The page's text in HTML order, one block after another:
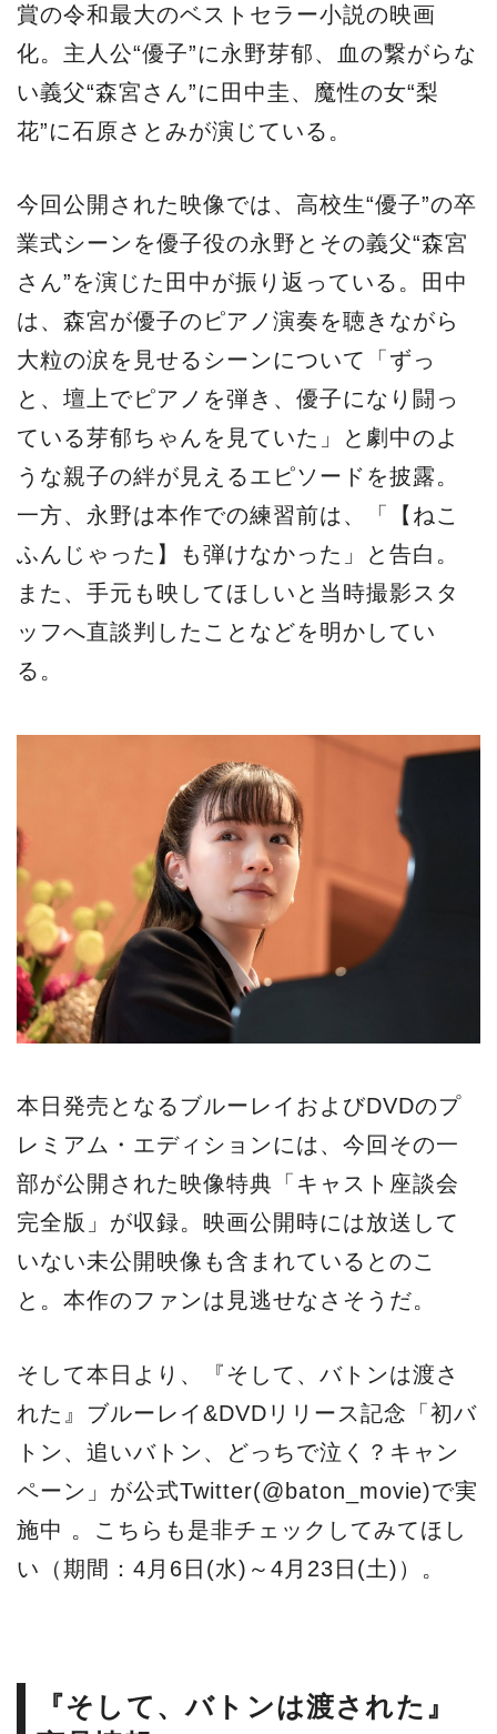
賞の令和最大のベストセラー小説の映画
化。主人公“優子”に永野芽郁、血の繋がらな
い義父“森宮さん”に田中圭、魔性の女“梨
花”に石原さとみが演じている。
今回公開された映像では、高校生“優子”の卒
業式シーンを優子役の永野とその義父“森宮
さん”を演じた田中が振り返っている。田中
は、森宮が優子のピアノ演奏を聴きながら
大粒の涙を見せるシーンについて「ずっ
と、壇上でピアノを弾き、優子になり闘っ
ている芽郁ちゃんを見ていた」と劇中のよ
うな親子の絆が見えるエピソードを披露。
一方、永野は本作での練習前は、「【ねこ
ふんじゃった】も弾けなかった」と告白。
また、手元も映してほしいと当時撮影スタ
ッフへ直談判したことなどを明かしてい
る。
本日発売となるブルーレイおよびDVDのプ
レミアム・エディションには、今回その一
部が公開された映像特典「キャスト座談会
完全版」が収録。映画公開時には放送して
いない未公開映像も含まれているとのこ
と。本作のファンは見逃せなさそうだ。
そして本日より、『そして、バトンは渡さ
れた』ブルーレイ&DVDリリース記念「初バ
トン、追いバトン、どっちで泣く？キャン
ペーン」が公式Twitter(@baton_movie)で実
施中 。こちらも是非チェックしてみてほし
い（期間：4月6日(水)～4月23日(土)）。
『そして、バトンは渡された』